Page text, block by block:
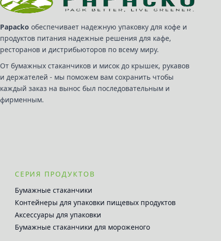
Papacko обеспечивает надежную упаковку для кофе и
продуктов питания надежные решения для кафе,
ресторанов и дистрибьюторов по всему миру.
От бумажных стаканчиков и мисок до крышек, рукавов
и держателей - мы поможем вам сохранить чтобы
каждый заказ на вынос был последовательным и
фирменным.
СЕРИЯ ПРОДУКТОВ
Бумажные стаканчики
Контейнеры для упаковки пищевых продуктов
Аксессуары для упаковки
Бумажные стаканчики для мороженого